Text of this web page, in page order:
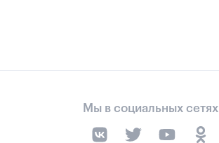
Мы в социальных сетях